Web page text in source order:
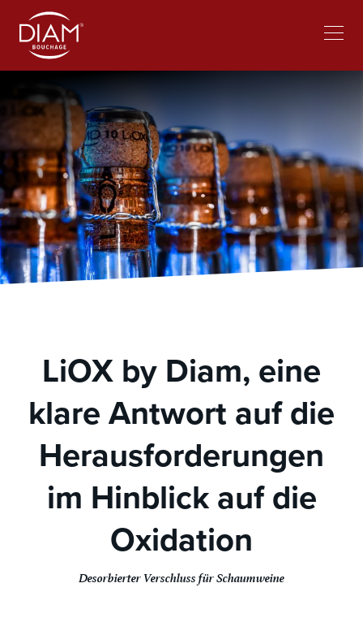
language
LiOX by Diam, eine
klare Antwort auf die
Herausforderungen
im Hinblick auf die
Oxidation
Desorbierter Verschluss für Schaumweine